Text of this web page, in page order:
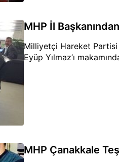
MHP İl
Milliyetçi Hareket Partisi
Eyüp Yılmaz’ı
MHP Çanakkale